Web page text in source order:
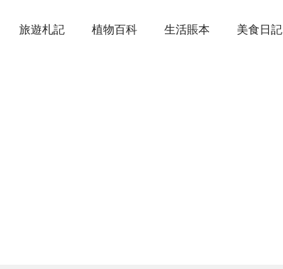
旅遊札記 植物百科 生活賬本 美食日記